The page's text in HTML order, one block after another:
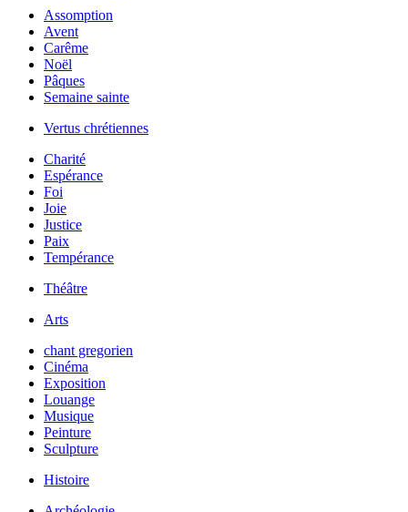
Assomption
Avent
Carême
Noël
Pâques
Semaine sainte
Vertus chrétiennes
Charité
Espérance
Foi
Joie
Justice
Paix
Tempérance
Théâtre
Arts
chant gregorien
Cinéma
Exposition
Louange
Musique
Peinture
Sculpture
Histoire